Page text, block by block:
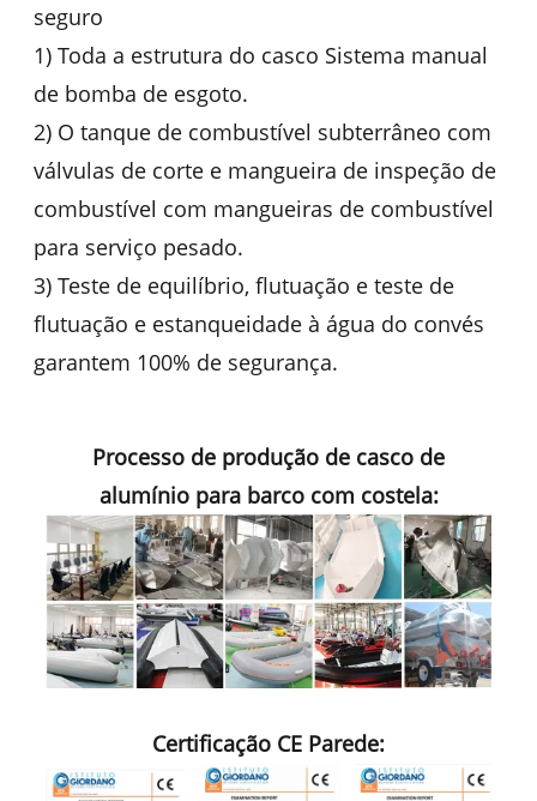
seguro
1) Toda a estrutura do casco Sistema manual
de bomba de esgoto.
2) O tanque de combustível subterrâneo com
válvulas de corte e mangueira de inspeção de
combustível com mangueiras de combustível
para serviço pesado.
3) Teste de equilíbrio, flutuação e teste de
flutuação e estanqueidade à água do convés
garantem 100% de segurança.
Processo de produção de casco de
alumínio para barco com costela:
Certificação CE Parede: